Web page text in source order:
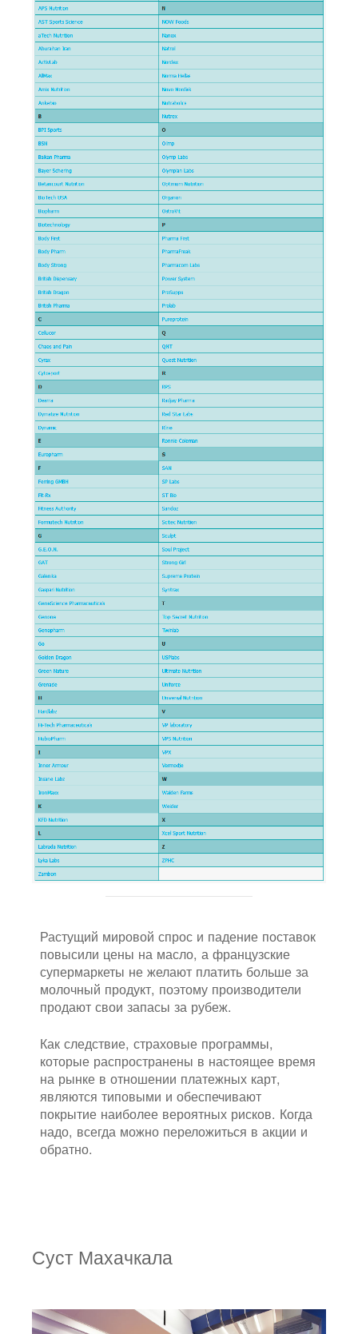
Растущий мировой спрос и падение поставок
повысили цены на масло, а французские
супермаркеты не желают платить больше за
молочный продукт, поэтому производители
продают свои запасы за рубеж.
Как следствие, страховые программы,
которые распространены в настоящее время
на рынке в отношении платежных карт,
являются типовыми и обеспечивают
покрытие наиболее вероятных рисков. Когда
надо, всегда можно переложиться в акции и
обратно.
Суст Махачкала